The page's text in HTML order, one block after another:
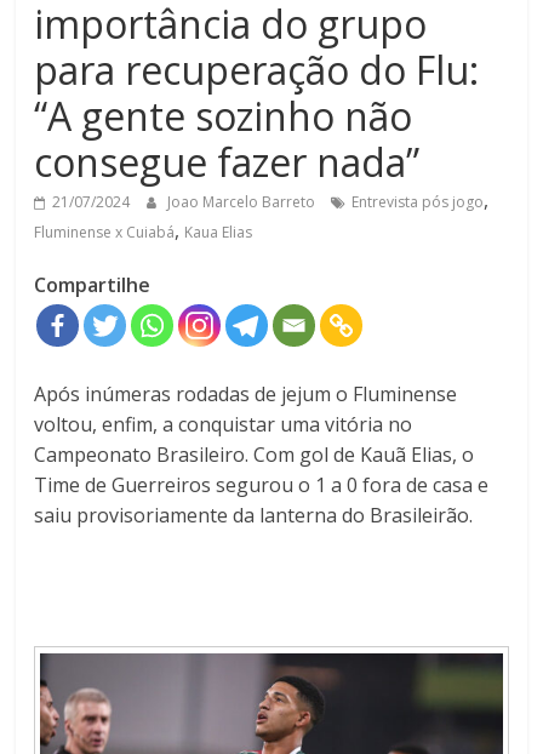
importância do grupo
para recuperação do Flu:
“A gente sozinho não
consegue fazer nada”
21/07/2024 Joao Marcelo Barreto Entrevista pós jogo,
Fluminense x Cuiabá, Kaua Elias
Compartilhe
Após inúmeras rodadas de jejum o Fluminense
voltou, enfim, a conquistar uma vitória no
Campeonato Brasileiro. Com gol de Kauã Elias, o
Time de Guerreiros segurou o 1 a 0 fora de casa e
saiu provisoriamente da lanterna do Brasileirão.